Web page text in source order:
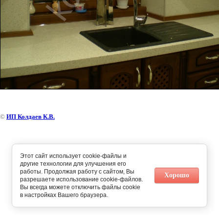
© ИП Колдаев К.В.
Этот сайт использует cookie-файлы и
другие технологии для улучшения его
работы. Продолжая работу с сайтом, Вы
разрешаете использование cookie-файлов.
Вы всегда можете отключить файлы cookie
в настройках Вашего браузера.
Хорошо